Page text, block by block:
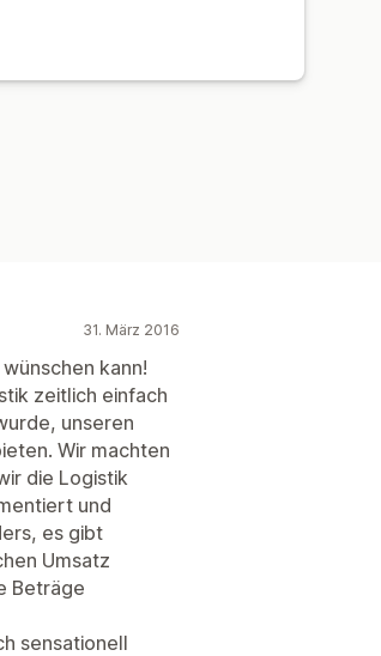
31. März 2016
kann!
zeitlich einfach
unseren
Wir machten
die Logistik
und
es gibt
Umsatz
Beträge
sensationell